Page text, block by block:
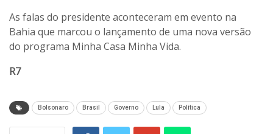
As falas do presidente aconteceram em evento na
Bahia que marcou o lançamento de uma nova versão
do programa Minha Casa Minha Vida.
R7
Bolsonaro Brasil Governo Lula Política